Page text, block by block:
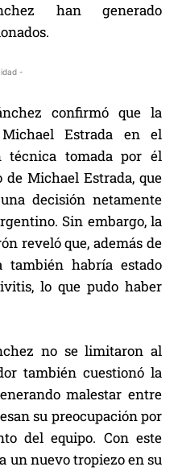
han generado
-
confirmó que la
Estrada en el
técnica tomada por él
de Michael Estrada, que
decisión netamente
Sin embargo, la
reveló que, además de
también habría estado
lo que pudo haber
no se limitaron al
también cuestionó la
malestar entre
su preocupación por
del equipo. Con este
un nuevo tropiezo en su